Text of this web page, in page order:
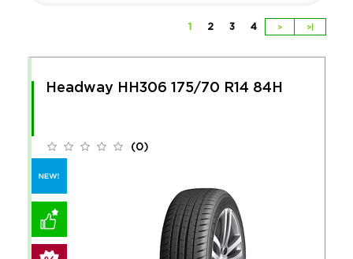
1 2 3 4 > >|
Headway HH306 175/70 R14 84H
(0)